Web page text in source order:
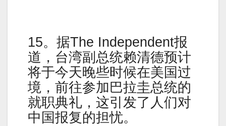
15。据The Independent报
道，台湾副总统赖清德预计
将于今天晚些时候在美国过
境，前往参加巴拉圭总统的
就职典礼，这引发了人们对
中国报复的担忧。